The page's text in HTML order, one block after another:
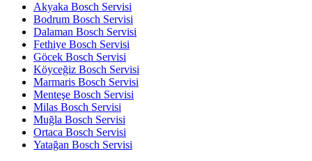
Akyaka Bosch Servisi
Bodrum Bosch Servisi
Dalaman Bosch Servisi
Fethiye Bosch Servisi
Göcek Bosch Servisi
Köyceğiz Bosch Servisi
Marmaris Bosch Servisi
Menteşe Bosch Servisi
Milas Bosch Servisi
Muğla Bosch Servisi
Ortaca Bosch Servisi
Yatağan Bosch Servisi